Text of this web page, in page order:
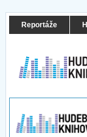
Reportáže